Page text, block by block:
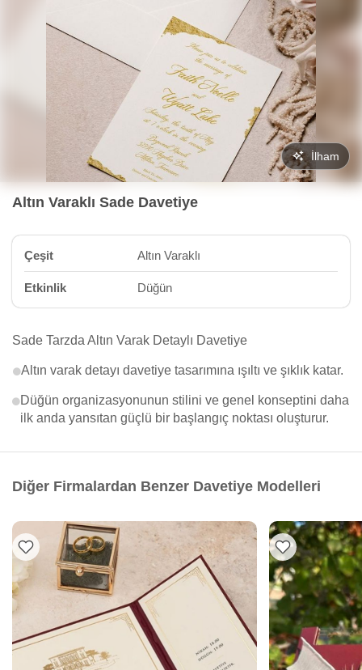
İlham
Altın Varaklı Sade Davetiye
Çeşit Altın Varaklı
Etkinlik Düğün
Sade Tarzda Altın Varak Detaylı Davetiye
Altın varak detayı davetiye tasarımına ışıltı ve şıklık katar.
Düğün organizasyonunun stilini ve genel konseptini daha
ilk anda yansıtan güçlü bir başlangıç noktası oluşturur.
Diğer Firmalardan Benzer Davetiye Modelleri